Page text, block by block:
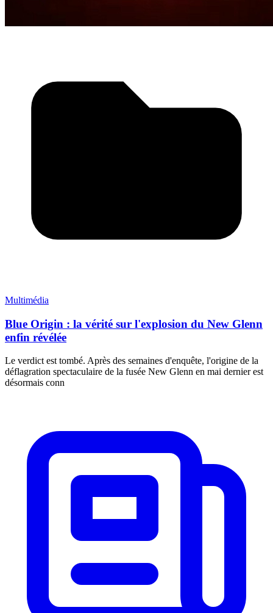
Multimédia
Blue Origin : la vérité sur l'explosion du New Glenn
enfin révélée
Le verdict est tombé. Après des semaines d'enquête, l'origine de la
déflagration spectaculaire de la fusée New Glenn en mai dernier est
désormais conn